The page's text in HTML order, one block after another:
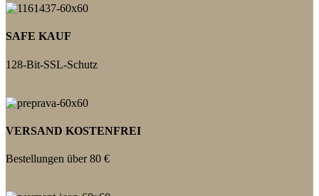
SAFE KAUF
128-Bit-SSL-Schutz
VERSAND KOSTENFREI
Bestellungen über 80 €